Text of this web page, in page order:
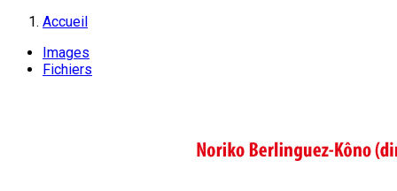
Accueil
Images
Fichiers